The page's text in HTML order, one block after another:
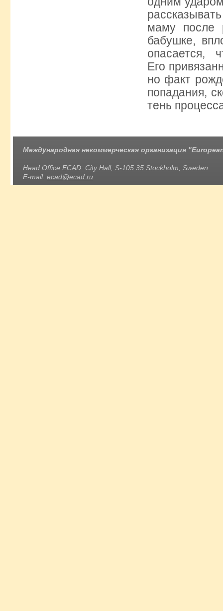
маму после
бабушке,
Его
но факт
попадания,
тень
Международная некоммерческая организация
Head Office ECAD: City Hall, S-105 35 Stockholm, Sweden
E-mail: ecad@ecad.ru